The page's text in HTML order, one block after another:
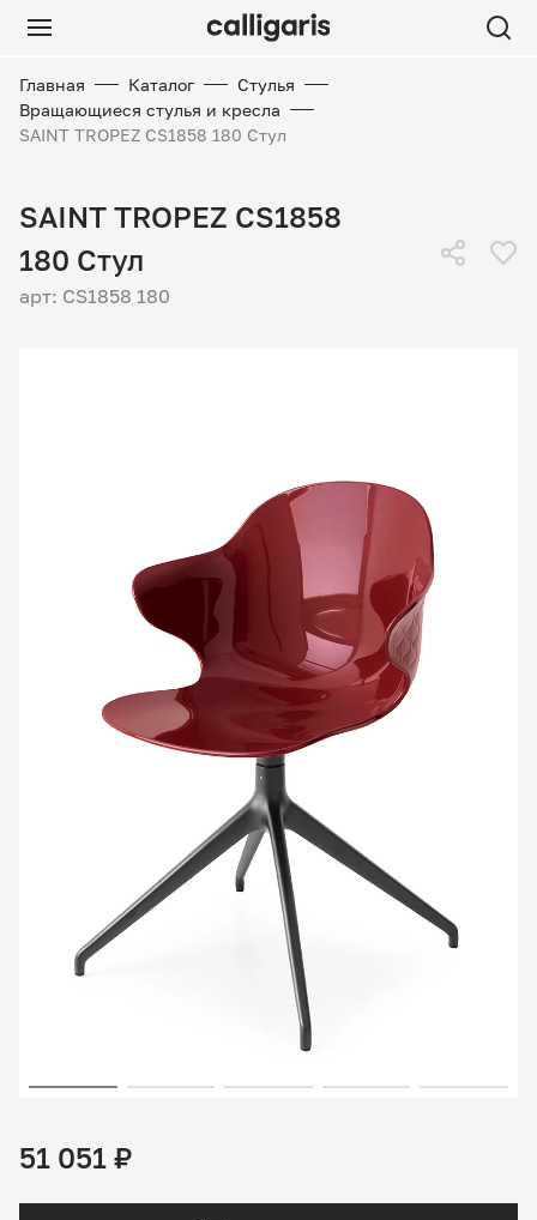
Главная Каталог
Стулья
Вращающиеся стулья и кресла
SAINT TROPEZ CS1858 180 Стул
SAINT TROPEZ CS1858
180 Стул
арт: CS1858 180
51 051 ₽